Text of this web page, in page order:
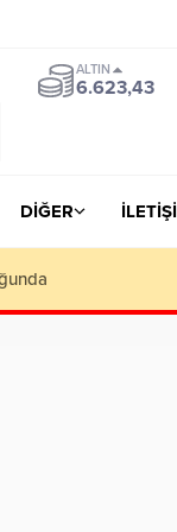
ALTIN
6.623,43
DİĞER